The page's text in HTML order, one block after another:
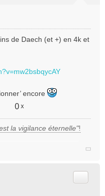
de Daech (et +) en 4k et
encore
0 x
la vigilance éternelle"!